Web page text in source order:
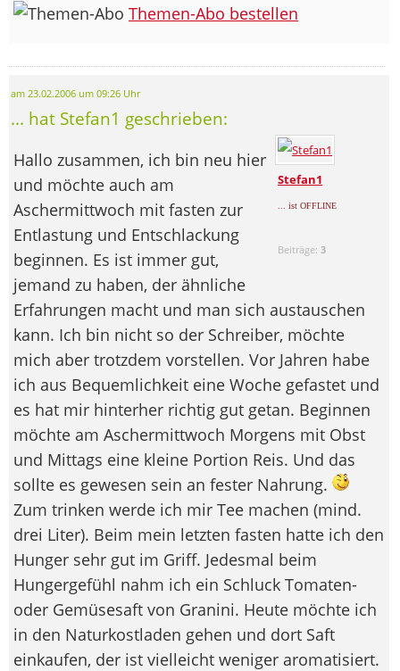
Themen-Abo bestellen
am 23.02.2006 um 09:26 Uhr
... hat Stefan1 geschrieben:
Stefan1
... ist OFFLINE
Beiträge:3
Hallo zusammen, ich bin neu hier
und möchte auch am
Aschermittwoch mit fasten zur
Entlastung und Entschlackung
beginnen. Es ist immer gut,
jemand zu haben, der ähnliche
Erfahrungen macht und man sich austauschen
kann. Ich bin nicht so der Schreiber, möchte
mich aber trotzdem vorstellen. Vor Jahren habe
ich aus Bequemlichkeit eine Woche gefastet und
es hat mir hinterher richtig gut getan. Beginnen
möchte am Aschermittwoch Morgens mit Obst
und Mittags eine kleine Portion Reis. Und das
sollte es gewesen sein an fester Nahrung.
Zum trinken werde ich mir Tee machen (mind.
drei Liter). Beim mein letzten fasten hatte ich den
Hunger sehr gut im Griff. Jedesmal beim
Hungergefühl nahm ich ein Schluck Tomaten-
oder Gemüsesaft von Granini. Heute möchte ich
in den Naturkostladen gehen und dort Saft
einkaufen, der ist vielleicht weniger aromatisiert.